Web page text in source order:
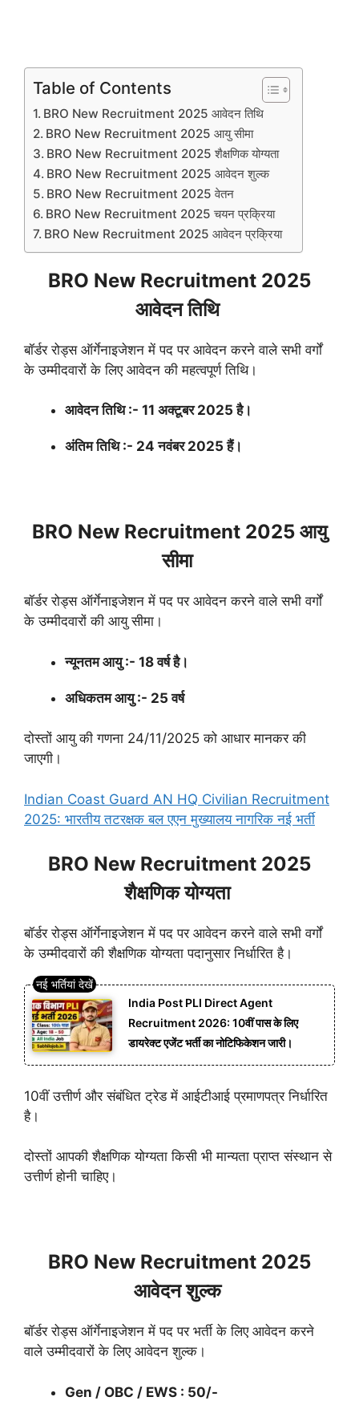
Table of Contents
BRO New Recruitment 2025 आवेदन तिथि
BRO New Recruitment 2025 आयु सीमा
BRO New Recruitment 2025 शैक्षणिक योग्यता
BRO New Recruitment 2025 आवेदन शुल्क
BRO New Recruitment 2025 वेतन
BRO New Recruitment 2025 चयन प्रक्रिया
BRO New Recruitment 2025 आवेदन प्रक्रिया
BRO New Recruitment 2025
आवेदन तिथि
बॉर्डर रोड्स ऑर्गेनाइजेशन में पद पर आवेदन करने वाले सभी वर्गों
के उम्मीदवारों के लिए आवेदन की महत्वपूर्ण तिथि।
आवेदन तिथि :- 11 अक्टूबर 2025 है।
अंतिम तिथि :- 24 नवंबर 2025 हैं।
BRO New Recruitment 2025 आयु
सीमा
बॉर्डर रोड्स ऑर्गेनाइजेशन में पद पर आवेदन करने वाले सभी वर्गों
के उम्मीदवारों की आयु सीमा।
न्यूनतम आयु :- 18 वर्ष है।
अधिकतम आयु :- 25 वर्ष
दोस्तों आयु की गणना 24/11/2025 को आधार मानकर की
जाएगी।
Indian Coast Guard AN HQ Civilian Recruitment
2025: भारतीय तटरक्षक बल एएन मुख्यालय नागरिक नई भर्ती
BRO New Recruitment 2025
शैक्षणिक योग्यता
बॉर्डर रोड्स ऑर्गेनाइजेशन में पद पर आवेदन करने वाले सभी वर्गों
के उम्मीदवारों की शैक्षणिक योग्यता पदानुसार निर्धारित है।
India Post PLI Direct Agent
Recruitment 2026: 10वीं पास के लिए
डायरेक्ट एजेंट भर्ती का नोटिफिकेशन जारी।
10वीं उत्तीर्ण और संबंधित ट्रेड में आईटीआई प्रमाणपत्र निर्धारित
है।
दोस्तों आपकी शैक्षणिक योग्यता किसी भी मान्यता प्राप्त संस्थान से
उत्तीर्ण होनी चाहिए।
BRO New Recruitment 2025
आवेदन शुल्क
बॉर्डर रोड्स ऑर्गेनाइजेशन में पद पर भर्ती के लिए आवेदन करने
वाले उम्मीदवारों के लिए आवेदन शुल्क।
Gen / OBC / EWS : 50/-